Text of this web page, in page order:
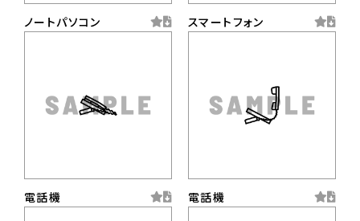
ノートパソコン スマートフォン
電話機 電話機